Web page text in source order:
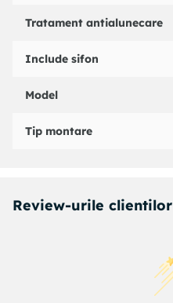
Tratament antialunecare
Include sifon
Model
Tip montare
Review-urile clientilor